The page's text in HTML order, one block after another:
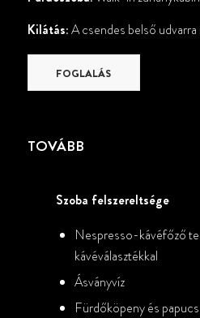
Kilátás:A csendes belső udvarra
FOGLALÁS
TOVÁBB
Szoba felszereltsége
Nespresso-kávéfőző
kávéválasztékkal
Ásványvíz
Fürdőköpeny és papucs